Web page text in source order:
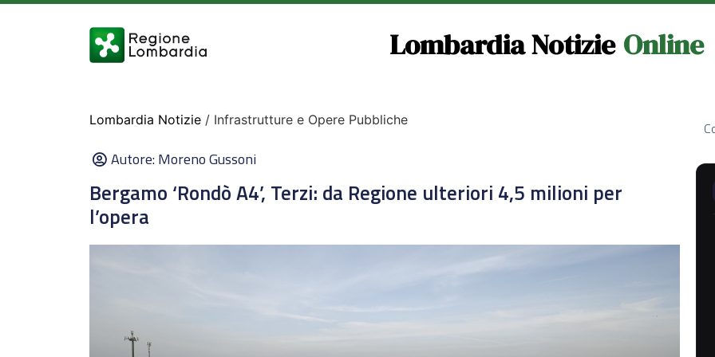
Lombardia Notizie Online
Lombardia Notizie / Infrastrutture e Opere Pubbliche
Autore:Moreno Gussoni
Bergamo ‘Rondò A4’, Terzi: da Regione ulteriori 4,5 milioni per
l’opera